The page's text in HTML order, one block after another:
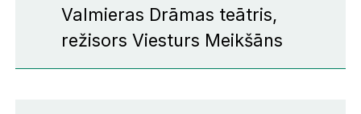
Valmieras Drāmas teātris,
režisors Viesturs Meikšāns